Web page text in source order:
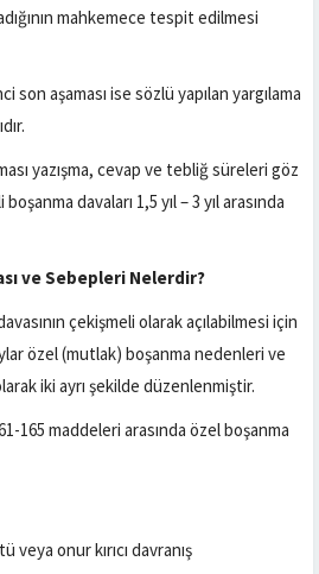
mahkemece tespit edilmesi
son aşaması ise sözlü yapılan yargılama
yazışma, cevap ve tebliğ süreleri göz
davaları 1,5 yıl – 3 yıl arasında
ve Sebepleri Nelerdir?
çekişmeli olarak açılabilmesi için
özel (mutlak) boşanma nedenleri ve
iki ayrı şekilde düzenlenmiştir.
165 maddeleri arasında özel boşanma
onur kırıcı davranış